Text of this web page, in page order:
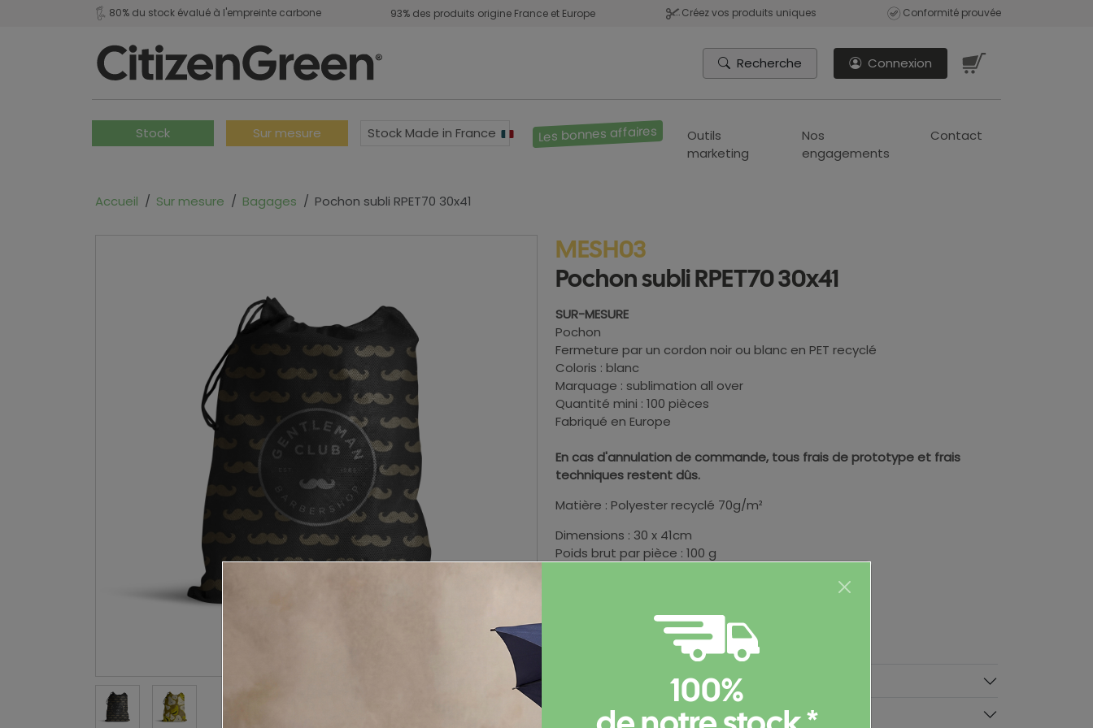
80% du stock évalué à l'empreinte carbone 93% des produits origine France et Europe Créez vos produits uniques Conformité prouvée
Recherche Connexion
Stock Sur mesure Stock Made in France Les bonnes affaires
Outils
marketing
Nos
engagements
Contact
Accueil Sur mesure Bagages Pochon subli RPET70 30x41
MESH03
Pochon subli RPET70 30x41
SUR-MESURE
Pochon
Fermeture par un cordon noir ou blanc en PET recyclé
Coloris : blanc
Marquage : sublimation all over
Quantité mini : 100 pièces
Fabriqué en Europe
En cas d'annulation de commande, tous frais de prototype et frais
techniques restent dûs.
Matière : Polyester recyclé 70g/m²
Dimensions : 30 x 41cm
Poids brut par pièce : 100 g
Informations complémentaires
Documents et certificats
100%